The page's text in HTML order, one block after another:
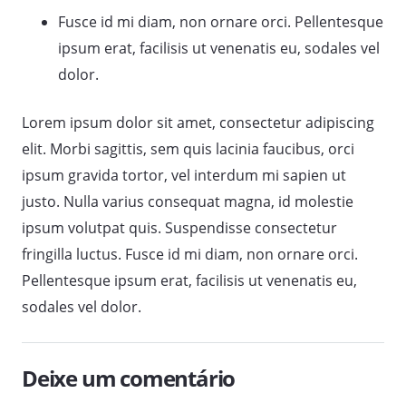
Fusce id mi diam, non ornare orci. Pellentesque
ipsum erat, facilisis ut venenatis eu, sodales vel
dolor.
Lorem ipsum dolor sit amet, consectetur adipiscing
elit. Morbi sagittis, sem quis lacinia faucibus, orci
ipsum gravida tortor, vel interdum mi sapien ut
justo. Nulla varius consequat magna, id molestie
ipsum volutpat quis. Suspendisse consectetur
fringilla luctus. Fusce id mi diam, non ornare orci.
Pellentesque ipsum erat, facilisis ut venenatis eu,
sodales vel dolor.
Deixe um comentário